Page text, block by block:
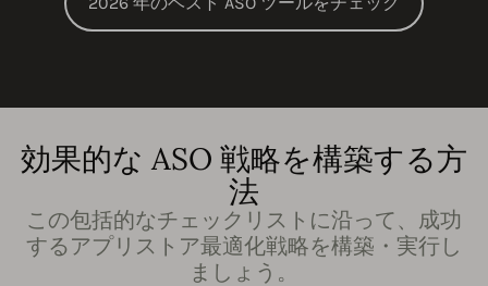
効果的な ASO 戦略を構築する方
法
この包括的なチェックリストに沿って、成功
するアプリストア最適化戦略を構築・実行し
ましょう。